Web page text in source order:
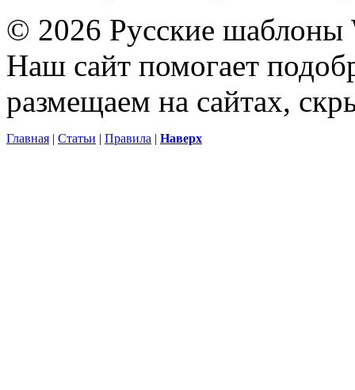
© 2026 Русские шаблоны
Наш сайт помогает
размещаем на сайтах,
Главная | Статьи | Правила | Наверх